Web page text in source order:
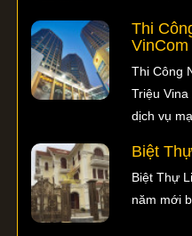
Thi
VinCom
Thi Công
Triệu
dịch vụ
Biệt
Biệt Thự
năm mới